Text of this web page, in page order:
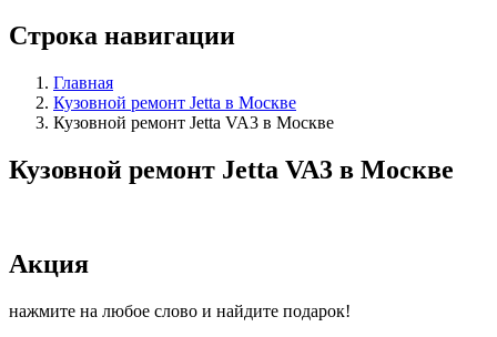
Строка навигации
Главная
Кузовной ремонт Jetta в Москве
Кузовной ремонт Jetta VA3 в Москве
Кузовной ремонт Jetta VA3 в Москве
Акция
нажмите на любое слово и найдите подарок!